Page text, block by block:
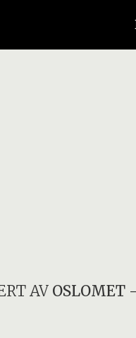
AV OSLOMET